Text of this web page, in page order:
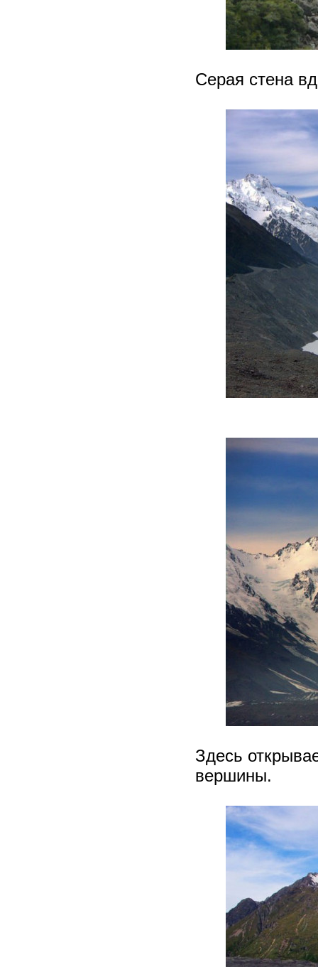
Серая стена
Здесь
вершины.